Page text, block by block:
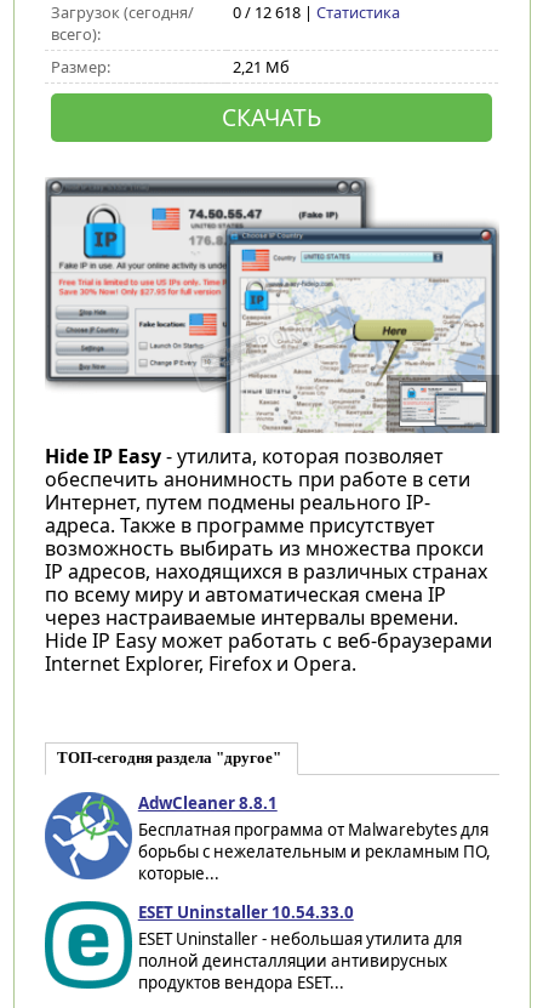
Загрузок (сегодня/
всего):
0 / 12 618 | Статистика
Размер: 2,21 Мб
СКАЧАТЬ
Hide IP Easy- утилита, которая позволяет
обеспечить анонимность при работе в сети
Интернет, путем подмены реального IP-
адреса. Также в программе присутствует
возможность выбирать из множества прокси
IP адресов, находящихся в различных странах
по всему миру и автоматическая смена IP
через настраиваемые интервалы времени.
Hide IP Easy может работать с веб-браузерами
Internet Explorer, Firefox и Opera.
ТОП-сегодня раздела "другое"
AdwCleaner 8.8.1
Бесплатная программа от Malwarebytes для
борьбы с нежелательным и рекламным ПО,
которые...
ESET Uninstaller 10.54.33.0
ESET Uninstaller - небольшая утилита для
полной деинсталляции антивирусных
продуктов вендора ESET...